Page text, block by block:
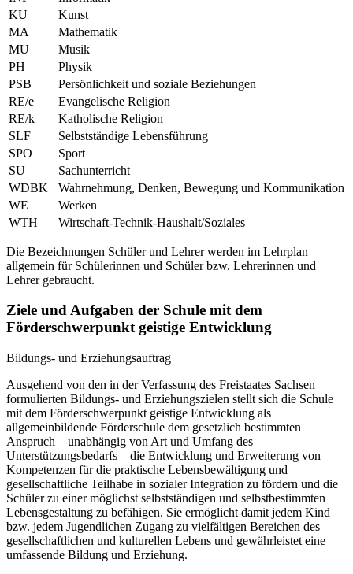
KU
Kunst
MA
Mathematik
MU
Musik
PH
Physik
PSB
Persönlichkeit und soziale Beziehungen
RE/e
Evangelische Religion
RE/k
Katholische Religion
SLF
Selbstständige Lebensführung
SPO
Sport
SU
Sachunterricht
WDBK
Wahrnehmung, Denken, Bewegung und Kommunikation
WE
Werken
WTH
Wirtschaft-Technik-Haushalt/Soziales
Die Bezeichnungen Schüler und Lehrer werden im Lehrplan
allgemein für Schülerinnen und Schüler bzw. Lehrerinnen und
Lehrer gebraucht.
Ziele und Aufgaben der Schule mit dem
Förderschwerpunkt geistige Entwicklung
Bildungs- und Erziehungsauftrag
Ausgehend von den in der Verfassung des Freistaates Sachsen
formulierten Bildungs- und Erziehungszielen stellt sich die Schule
mit dem Förderschwerpunkt geistige Entwicklung als
allgemeinbildende Förderschule dem gesetzlich bestimmten
Anspruch – unabhängig von Art und Umfang des
Unterstützungsbedarfs – die Entwicklung und Erweiterung von
Kompetenzen für die praktische Lebensbewältigung und
gesellschaftliche Teilhabe in sozialer Integration zu fördern und die
Schüler zu einer möglichst selbstständigen und selbstbestimmten
Lebensgestaltung zu befähigen. Sie ermöglicht damit jedem Kind
bzw. jedem Jugendlichen Zugang zu vielfältigen Bereichen des
gesellschaftlichen und kulturellen Lebens und gewährleistet eine
umfassende Bildung und Erziehung.